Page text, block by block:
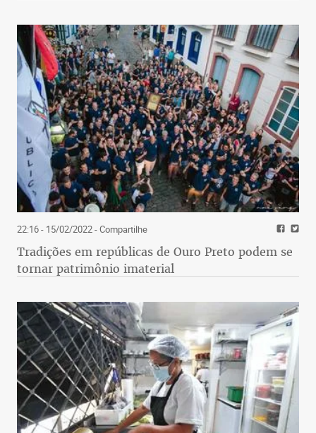
22:16 - 15/02/2022- Compartilhe
Tradições em repúblicas de Ouro Preto podem se
tornar patrimônio imaterial